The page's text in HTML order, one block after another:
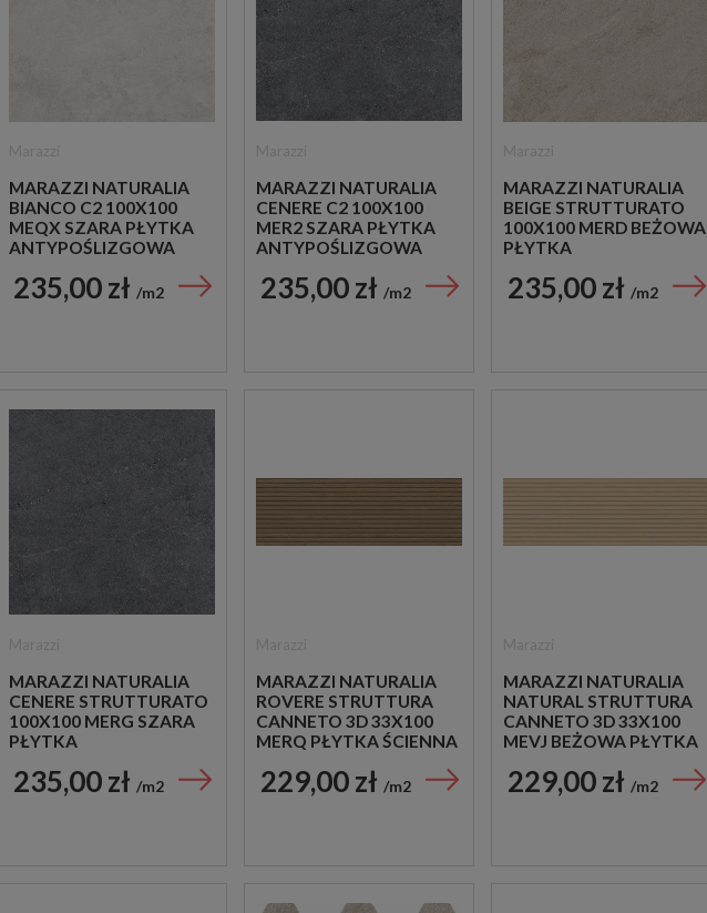
MARAZZI NATURALIA
BIANCO C2 100X100
MEQX SZARA PŁYTKA
ANTYPOŚLIZGOWA
235,00 zł m2
MARAZZI NATURALIA
CENERE C2 100X100
MER2 SZARA PŁYTKA
ANTYPOŚLIZGOWA
235,00 zł m2
MARAZZI NATURALIA
BEIGE STRUTTURATO
100X100 MERD BEŻOWA
PŁYTKA
IMITUJĄCA KAMIEŃ
235,00 zł m2
MARAZZI NATURALIA
CENERE STRUTTURATO
100X100 MERG SZARA
PŁYTKA
IMITUJĄCA KAMIEŃ
235,00 zł m2
MARAZZI NATURALIA
ROVERE STRUTTURA
CANNETO 3D 33X100
MERQ PŁYTKA ŚCIENNA
229,00 zł m2
MARAZZI NATURALIA
NATURAL STRUTTURA
CANNETO 3D 33X100
MEVJ BEŻOWA PŁYTKA
DREWNOPODOBNA
229,00 zł m2